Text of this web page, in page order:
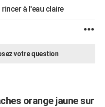
à l'eau claire
votre question
orange jaune sur